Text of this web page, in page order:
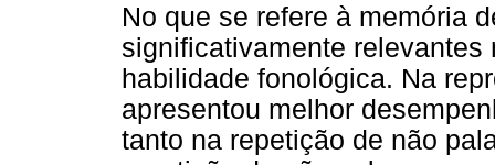
No que se refere à memória
significativamente
habilidade fonológica. Na
apresentou melhor
tanto na repetição de não